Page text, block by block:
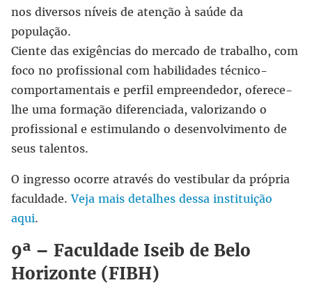
nos diversos níveis de atenção à saúde da
população.
Ciente das exigências do mercado de trabalho, com
foco no profissional com habilidades técnico-
comportamentais e perfil empreendedor, oferece-
lhe uma formação diferenciada, valorizando o
profissional e estimulando o desenvolvimento de
seus talentos.
O ingresso ocorre através do vestibular da própria
faculdade.Veja mais detalhes dessa instituição
aqui.
9ª – Faculdade Iseib de Belo
Horizonte (FIBH)